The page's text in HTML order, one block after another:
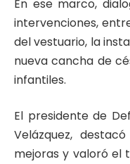
En ese marco,
intervenciones,
del vestuario, la
nueva cancha de
infantiles.
El presidente de
Velázquez,
mejoras y valoró el